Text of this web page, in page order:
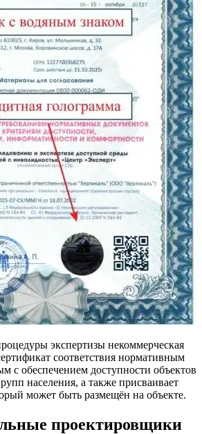
экспертизы некоммерческая
соответствия нормативным
с обеспечением доступности объектов
населения, а также присваивает
может быть размещён на объекте.
проектировщики